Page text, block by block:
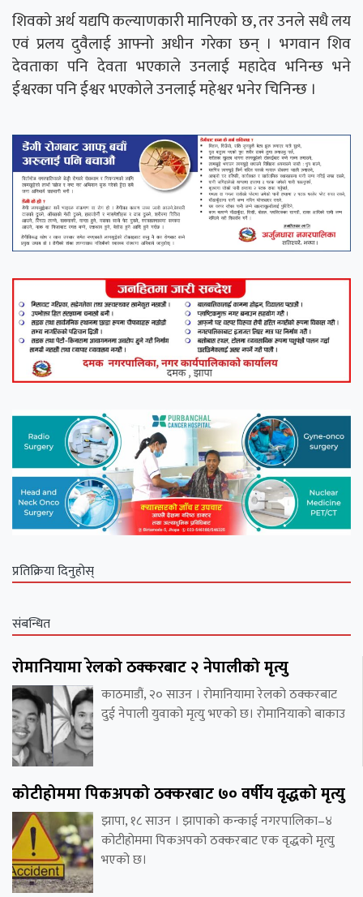
शिवको अर्थ यद्यपि कल्याणकारी मानिएको छ, तर उनले सधै लय
एवं प्रलय दुवैलाई आफ्नो अधीन गरेका छन् । भगवान शिव
देवताका पनि देवता भएकाले उनलाई महादेव भनिन्छ भने
ईश्वरका पनि ईश्वर भएकोले उनलाई महेश्वर भनेर चिनिन्छ ।
प्रतिक्रिया दिनुहोस्
संबन्धित
रोमानियामा रेलको ठक्करबाट २ नेपालीको मृत्यु
काठमाडौं, २० साउन । रोमानियामा रेलको ठक्करबाट
दुई नेपाली युवाको मृत्यु भएको छ। रोमानियाको बाकाउ
कोटीहोममा पिकअपको ठक्करबाट ७० वर्षीय वृद्धको मृत्यु
झापा, १८ साउन । झापाको कन्काई नगरपालिका–४
कोटीहोममा पिकअपको ठक्करबाट एक वृद्धको मृत्यु
भएको छ।